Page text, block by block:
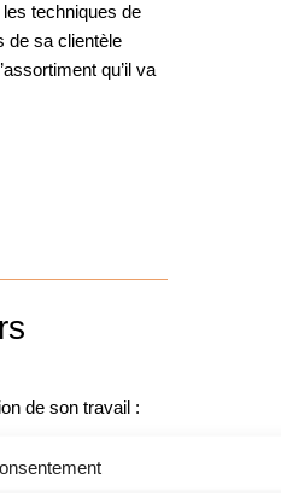
techniques de
de sa clientèle
qu’il va
de son travail :
consigner sur les